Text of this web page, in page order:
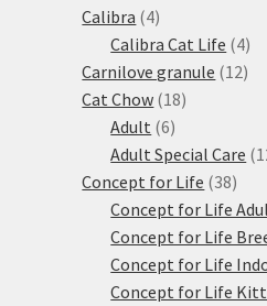
Calibra 44
produkty
Calibra Cat Life 44
Carnilove granule 1212
Cat Chow 1818
Adult 66
produktů
Adult Special Care
Concept for Life 3838
Concept for Life
Concept for Life
Concept for Life
Concept for Life